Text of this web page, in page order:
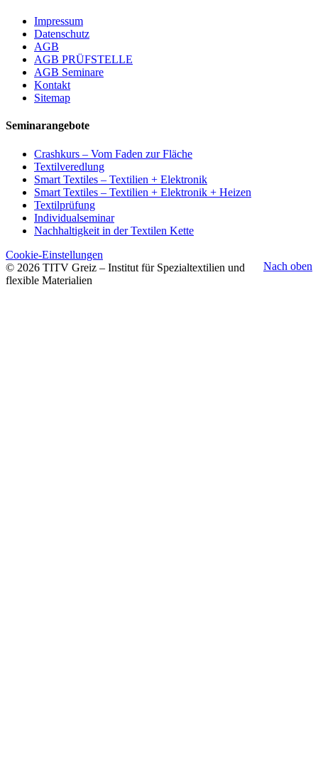
Impressum
Datenschutz
AGB
AGB PRÜFSTELLE
AGB Seminare
Kontakt
Sitemap
Seminarangebote
Crashkurs – Vom Faden zur Fläche
Textilveredlung
Smart Textiles – Textilien + Elektronik
Smart Textiles – Textilien + Elektronik + Heizen
Textilprüfung
Individualseminar
Nachhaltigkeit in der Textilen Kette
Nach oben
Cookie-Einstellungen
© 2026 TITV Greiz – Institut für Spezialtextilien und
flexible Materialien